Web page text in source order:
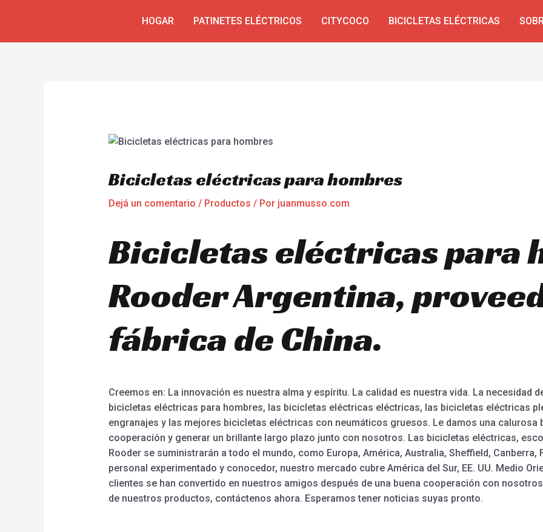
HOGAR PATINETES ELÉCTRICOS CITYCOCO BICICLETAS ELÉCTRICAS
Bicicletas eléctricas para hombres
Dejá un comentario / Productos / Por juanmusso.com
Bicicletas eléctricas para
Rooder Argentina,
fábrica de China.
Creemos en: La innovación es nuestra alma y espíritu. La calidad es nuestra vida. La necesidad
bicicletas eléctricas para hombres, las bicicletas eléctricas eléctricas, las bicicletas eléctricas
engranajes y las mejores bicicletas eléctricas con neumáticos gruesos. Le damos una calurosa
cooperación y generar un brillante largo plazo junto con nosotros. Las bicicletas eléctricas,
Rooder se suministrarán a todo el mundo, como Europa, América, Australia, Sheffield, Canberra,
personal experimentado y conocedor, nuestro mercado cubre América del Sur, EE. UU. Medio
clientes se han convertido en nuestros amigos después de una buena cooperación con
de nuestros productos, contáctenos ahora. Esperamos tener noticias suyas pronto.